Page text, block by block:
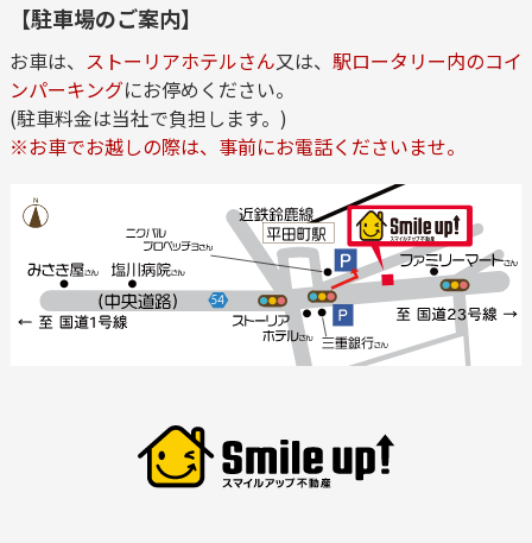
【駐車場のご案内】
お車は、 ストーリアホテルさん又は、 駅ロータリー内のコイ
ンパーキングにお停めください。
(駐車料金は当社で負担します。)
※お車でお越しの際は、事前にお電話くださいませ。